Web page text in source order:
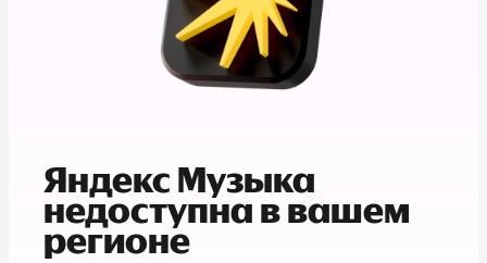
Яндекс Музыка
недоступна в вашем
регионе